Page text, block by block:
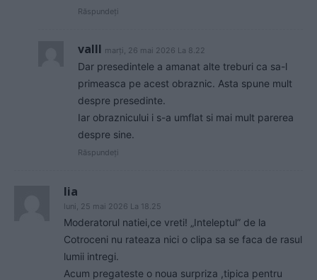
Răspundeți
valll marți, 26 mai 2026 La 8.22
Dar presedintele a amanat alte treburi ca sa-l
primeasca pe acest obraznic. Asta spune mult
despre presedinte.
Iar obraznicului i s-a umflat si mai mult parerea
despre sine.
Răspundeți
lia
luni, 25 mai 2026 La 18.25
Moderatorul natiei,ce vreti! „Inteleptul” de la
Cotroceni nu rateaza nici o clipa sa se faca de rasul
lumii intregi.
Acum pregateste o noua surpriza ,tipica pentru